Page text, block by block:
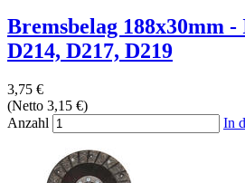
Bremsbelag 188x30mm -
D214, D217, D219
3,75 €
(Netto 3,15 €)
Anzahl
In